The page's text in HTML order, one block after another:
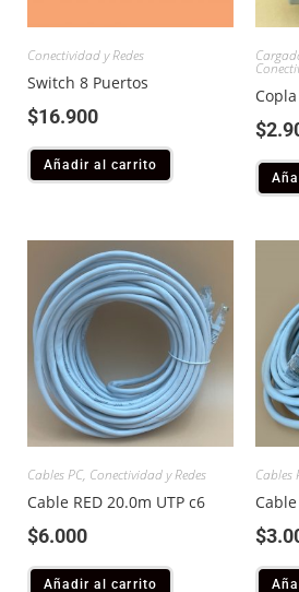
Conectividad y Redes
Switch 8 Puertos
$16.900
Añadir al carrito
Copla
$
Cables PC, Conectividad y Redes
Cable RED 20.0m UTP c6
$6.000
Añadir al carrito
Cables
$